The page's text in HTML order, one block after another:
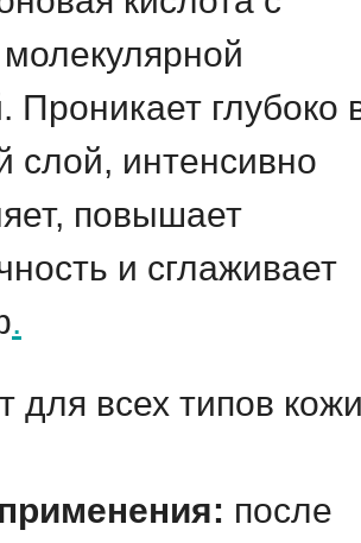
молекулярной
Проникает глубоко
слой, интенсивно
повышает
и сглаживает
.
для всех типов
после